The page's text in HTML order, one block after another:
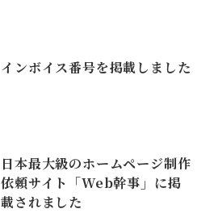
インボイス番号を掲載しました
日本最大級のホームページ制作
依頼サイト「Web幹事」に掲
載されました